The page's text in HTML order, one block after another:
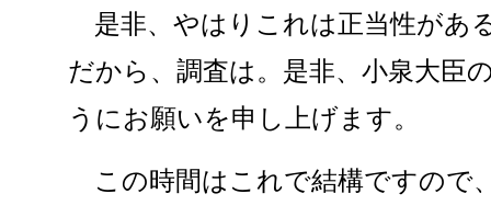
是非、やはりこれは正当性があ
だから、調査は。是非、小泉大臣
うにお願いを申し上げます。
この時間はこれで結構ですので